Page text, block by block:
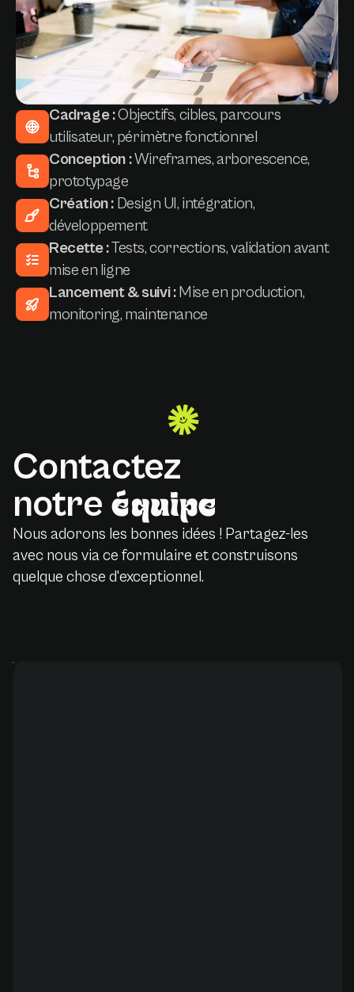
Cadrage :Objectifs, cibles, parcours
utilisateur, périmètre fonctionnel
Conception :Wireframes, arborescence,
prototypage
Création : Design UI, intégration,
développement
Recette :Tests, corrections, validation avant
mise en ligne
Lancement & suivi :Mise en production,
monitoring, maintenance
Contactez
notre équipe
Nous adorons les bonnes idées ! Partagez-les
avec nous via ce formulaire et construisons
quelque chose d'exceptionnel.